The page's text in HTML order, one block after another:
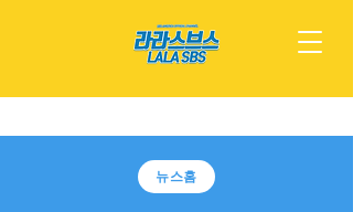
뉴스홈